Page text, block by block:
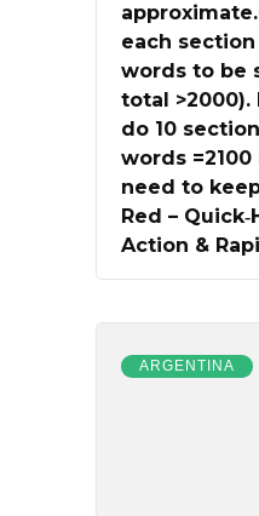
each
words to be
total >2000).
do 10
words =2100
need to
Red –
Action &
ARGENTINA